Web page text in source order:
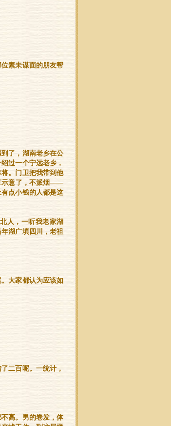
素未谋面的朋友帮
了，湖南老乡在公
过一个宁远老乡，
。门卫把我带到他
示意了，不派烟——
点小钱的人都是这
人，一听我老家湖
湖广填四川，老祖
大家都认为应该如
二百呢。一统计，
高。男的卷发，体